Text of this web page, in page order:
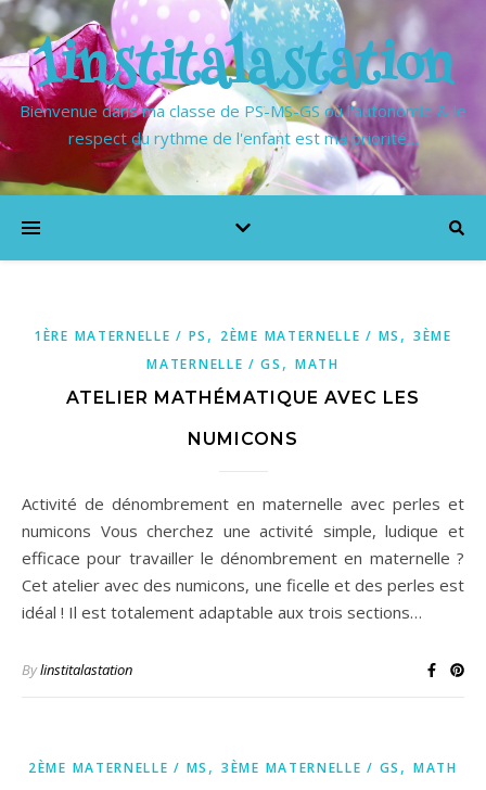
1institalastation
Bienvenue dans ma classe de PS-MS-GS où l'autonomie & le
respect du rythme de l'enfant est ma priorité…
1ÈRE MATERNELLE / PS , 2ÈME MATERNELLE / MS ,3ÈME
MATERNELLE / GS , MATH
ATELIER MATHÉMATIQUE AVEC LES
NUMICONS
Activité de dénombrement en maternelle avec perles et
numicons Vous cherchez une activité simple, ludique et
efficace pour travailler le dénombrement en maternelle ?
Cet atelier avec des numicons, une ficelle et des perles est
idéal ! Il est totalement adaptable aux trois sections…
Bylinstitalastation
2ÈME MATERNELLE / MS ,3ÈME MATERNELLE / GS ,MATH